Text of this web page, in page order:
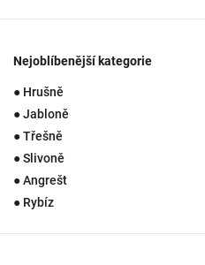
Nejoblíbenější kategorie
● Hrušně
● Jabloně
● Třešně
● Slivoně
● Angrešt
● Rybíz